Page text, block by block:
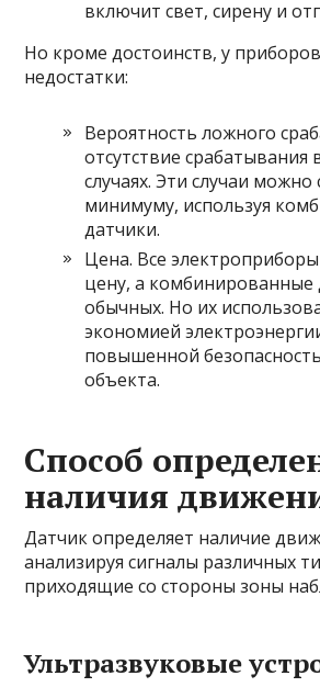
включит свет, сирену и
Но кроме достоинств, у
недостатки:
Вероятность ложного
отсутствие
случаях. Эти случаи можно
минимуму, используя
датчики.
Цена. Все
цену, а комбинированные
обычных. Но их
экономией
повышенной
объекта.
Способ
наличия
Датчик определяет наличие
анализируя сигналы различных
приходящие со стороны зоны
Ультразвуковые